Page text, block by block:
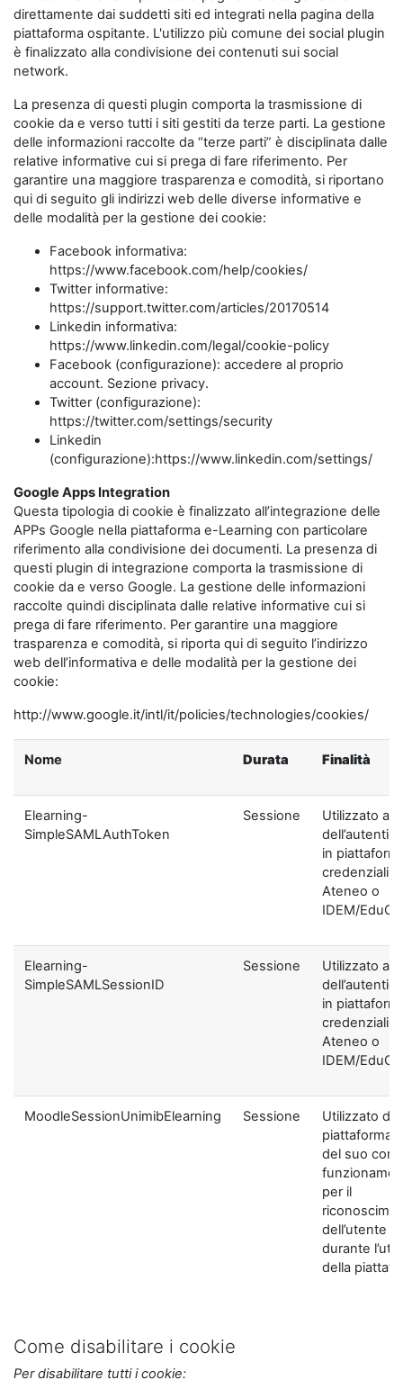
direttamente dai suddetti siti ed integrati nella pagina della
piattaforma ospitante. L'utilizzo più comune dei social plugin
è finalizzato alla condivisione dei contenuti sui social
network.
La presenza di questi plugin comporta la trasmissione di
cookie da e verso tutti i siti gestiti da terze parti. La gestione
delle informazioni raccolte da “terze parti” è disciplinata dalle
relative informative cui si prega di fare riferimento. Per
garantire una maggiore trasparenza e comodità, si riportano
qui di seguito gli indirizzi web delle diverse informative e
delle modalità per la gestione dei cookie:
Facebook informativa:
https://www.facebook.com/help/cookies/
Twitter informative:
https://support.twitter.com/articles/20170514
Linkedin informativa:
https://www.linkedin.com/legal/cookie-policy
Facebook (configurazione): accedere al proprio
account. Sezione privacy.
Twitter (configurazione):
https://twitter.com/settings/security
Linkedin
(configurazione):https://www.linkedin.com/settings/
Google Apps Integration
Questa tipologia di cookie è finalizzato all’integrazione delle
APPs Google nella piattaforma e-Learning con particolare
riferimento alla condivisione dei documenti. La presenza di
questi plugin di integrazione comporta la trasmissione di
cookie da e verso Google. La gestione delle informazioni
raccolte quindi disciplinata dalle relative informative cui si
prega di fare riferimento. Per garantire una maggiore
trasparenza e comodità, si riporta qui di seguito l’indirizzo
web dell’informativa e delle modalità per la gestione dei
cookie:
http://www.google.it/intl/it/policies/technologies/cookies/
Nome Durata Finalità
Elearning-
SimpleSAMLAuthToken
Sessione
Utilizzato ai
in
credenziali di
Ateneo o
IDEM/
Elearning-
SimpleSAMLSessionID
Sessione
Utilizzato ai
in
credenziali di
Ateneo o
IDEM/
MoodleSessionUnimibElearning Sessione
Utilizzato
piattaforma
del suo
per il
dell’utente
durante
della
Come disabilitare i cookie
Per disabilitare tutti i cookie: